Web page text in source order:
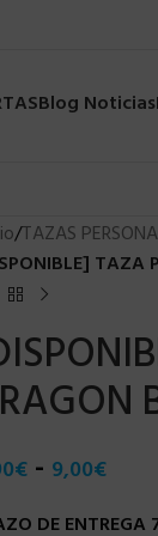
Blog Noticias
/TAZAS
TAZA
€ - 9,00€
DE ENTREGA